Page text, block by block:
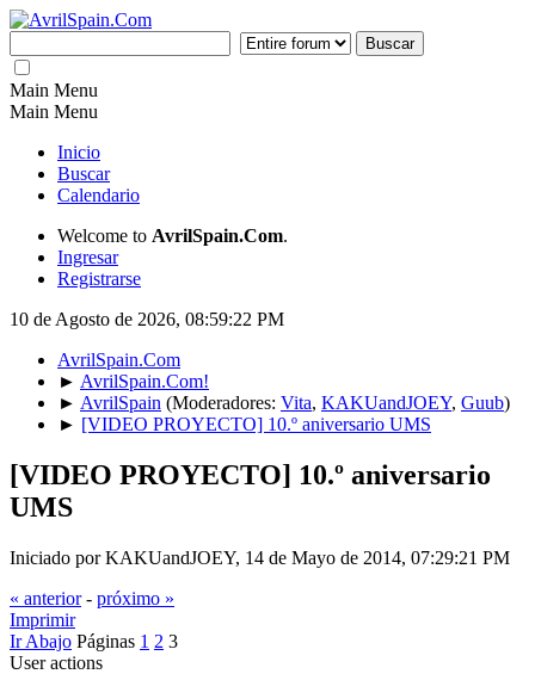
Main Menu
Main Menu
Inicio
Buscar
Calendario
Welcome to AvrilSpain.Com.
Ingresar
Registrarse
10 de Agosto de 2026, 08:59:22 PM
AvrilSpain.Com
► AvrilSpain.Com!
► AvrilSpain (Moderadores: Vita, KAKUandJOEY, Guub)
► [VIDEO PROYECTO] 10.º aniversario UMS
[VIDEO PROYECTO] 10.º aniversario
UMS
Iniciado por KAKUandJOEY, 14 de Mayo de 2014, 07:29:21 PM
« anterior- próximo »
Imprimir
Ir Abajo Páginas 1 2 3
User actions